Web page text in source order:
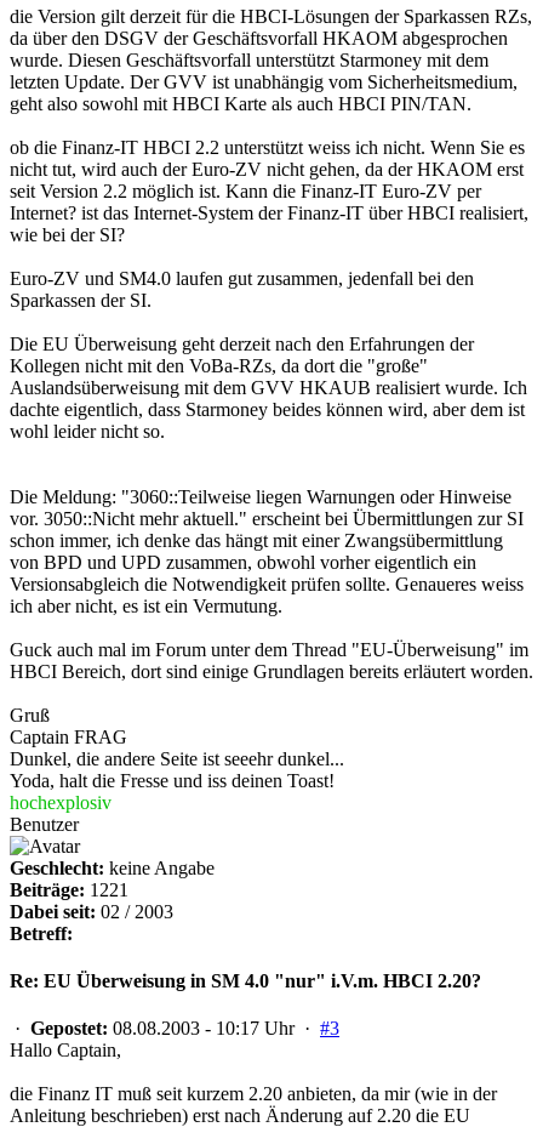
die Version gilt derzeit für die HBCI-Lösungen der Sparkassen RZs,
da über den DSGV der Geschäftsvorfall HKAOM abgesprochen
wurde. Diesen Geschäftsvorfall unterstützt Starmoney mit dem
letzten Update. Der GVV ist unabhängig vom Sicherheitsmedium,
geht also sowohl mit HBCI Karte als auch HBCI PIN/TAN.
ob die Finanz-IT HBCI 2.2 unterstützt weiss ich nicht. Wenn Sie es
nicht tut, wird auch der Euro-ZV nicht gehen, da der HKAOM erst
seit Version 2.2 möglich ist. Kann die Finanz-IT Euro-ZV per
Internet? ist das Internet-System der Finanz-IT über HBCI realisiert,
wie bei der SI?
Euro-ZV und SM4.0 laufen gut zusammen, jedenfall bei den
Sparkassen der SI.
Die EU Überweisung geht derzeit nach den Erfahrungen der
Kollegen nicht mit den VoBa-RZs, da dort die "große"
Auslandsüberweisung mit dem GVV HKAUB realisiert wurde. Ich
dachte eigentlich, dass Starmoney beides können wird, aber dem ist
wohl leider nicht so.
Die Meldung: "3060::Teilweise liegen Warnungen oder Hinweise
vor. 3050::Nicht mehr aktuell." erscheint bei Übermittlungen zur SI
schon immer, ich denke das hängt mit einer Zwangsübermittlung
von BPD und UPD zusammen, obwohl vorher eigentlich ein
Versionsabgleich die Notwendigkeit prüfen sollte. Genaueres weiss
ich aber nicht, es ist ein Vermutung.
Guck auch mal im Forum unter dem Thread "EU-Überweisung" im
HBCI Bereich, dort sind einige Grundlagen bereits erläutert worden.
Gruß
Captain FRAG
Dunkel, die andere Seite ist seeehr dunkel...
Yoda, halt die Fresse und iss deinen Toast!
hochexplosiv
Benutzer
Geschlecht: keine Angabe
Beiträge: 1221
Dabei seit: 02 / 2003
Betreff:
Re: EU Überweisung in SM 4.0 "nur" i.V.m. HBCI 2.20?
· Gepostet: 08.08.2003 - 10:17 Uhr · #3
Hallo Captain,
die Finanz IT muß seit kurzem 2.20 anbieten, da mir (wie in der
Anleitung beschrieben) erst nach Änderung auf 2.20 die EU